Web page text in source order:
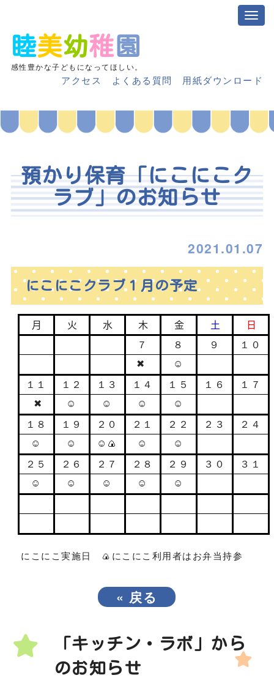
睦美幼稚 園
感性豊かな子どもになってほしい。
アクセス よくある質問 用紙ダウンロード
預かり保育「にこにこク
ラブ」のお知らせ
2021.01.07
にこにこクラブ１月の予定
月 火 水 木 金 土 日
７ ８ ９
１０
✖
☺
１１
１２ １３ １４ １５ １６
１７
✖
☺ ☺ ☺
☺
１８
１９ ２０ ２１ ２２ ２３
２４
☺
☺ ☺🍙 ☺
☺
２５
２６ ２７ ２８ ２９ ３０
３１
☺
☺ ☺ ☺ ☺
にこにこ実施日 🍙 にこにこ利用者はお弁当持参
« 戻る
「キッチン・ラボ」から
のお知らせ